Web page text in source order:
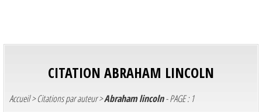
CITATION ABRAHAM LINCOLN
Accueil>Citations par auteur>Abraham lincoln- PAGE : 1